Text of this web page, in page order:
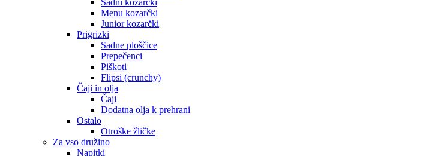
Sadni kozarčki
Menu kozarčki
Junior kozarčki
Prigrizki
Sadne ploščice
Prepečenci
Piškoti
Flipsi (crunchy)
Čaji in olja
Čaji
Dodatna olja k prehrani
Ostalo
Otroške žličke
Za vso družino
Napitki